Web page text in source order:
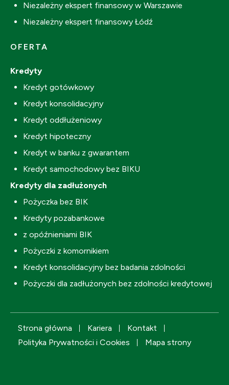
Niezależny ekspert finansowy w Warszawie
Niezależny ekspert finansowy Łódź
OFERTA
Kredyty
Kredyt gotówkowy
Kredyt konsolidacyjny
Kredyt oddłużeniowy
Kredyt hipoteczny
Kredyt w banku z gwarantem
Kredyt samochodowy bez BIKU
Kredyty dla zadłużonych
Pożyczka bez BIK
Kredyty pozabankowe
z opóźnieniami BIK
Pożyczki z komornikiem
Kredyt konsolidacyjny bez badania zdolności
Pożyczki dla zadłużonych bez zdolności kredytowej
Strona główna Kariera
Kontakt
Polityka Prywatności i Cookies
Mapa strony